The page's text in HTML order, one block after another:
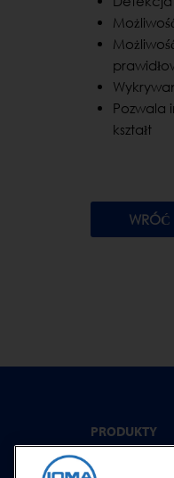
Pozwala
kształt
PRODUKTY
Detekcja metali